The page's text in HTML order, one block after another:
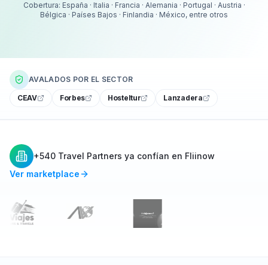
Cobertura: España · Italia · Francia · Alemania · Portugal · Austria ·
Bélgica · Países Bajos · Finlandia · México, entre otros
AVALADOS POR EL SECTOR
CEAV Forbes Hosteltur Lanzadera
+540 Travel Partners ya confían en Fliinow
Ver marketplace